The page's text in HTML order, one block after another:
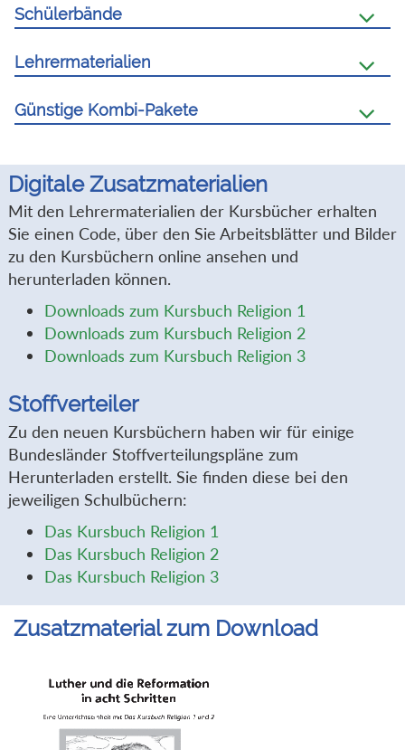
Schülerbände
Lehrermaterialien
Günstige Kombi-Pakete
Digitale Zusatzmaterialien
Mit den Lehrermaterialien der Kursbücher erhalten
Sie einen Code, über den Sie Arbeitsblätter und Bilder
zu den Kursbüchern online ansehen und
herunterladen können.
Downloads zum Kursbuch Religion 1
Downloads zum Kursbuch Religion 2
Downloads zum Kursbuch Religion 3
Stoffverteiler
Zu den neuen Kursbüchern haben wir für einige
Bundesländer Stoffverteilungspläne zum
Herunterladen erstellt. Sie finden diese bei den
jeweiligen Schulbüchern:
Das Kursbuch Religion 1
Das Kursbuch Religion 2
Das Kursbuch Religion 3
Zusatzmaterial zum Download